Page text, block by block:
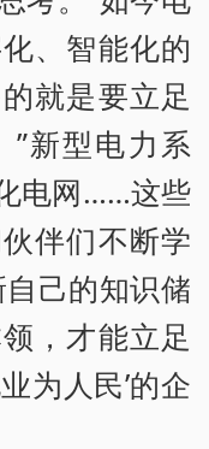
、智能化的
就是要立足
”新型电力系
电网……这些
伴们不断学
己的知识储
，才能立足
为人民’的企